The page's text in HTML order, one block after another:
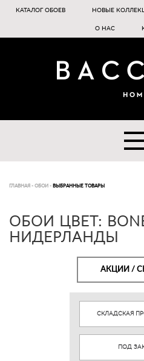
КАТАЛОГ ОБОЕВ НОВЫЕ
О НАС
ГЛАВНАЯ - ОБОИ - ВЫБРАННЫЕ ТОВАРЫ
ОБОИ ЦВЕТ:
НИДЕРЛАНДЫ
АКЦИИ /
СКЛАДСКАЯ
ПОД